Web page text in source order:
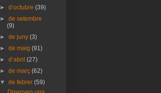
►d’octubre(39)
►de setembre
(9)
►de juny(3)
►de maig(91)
►d’abril(27)
►de març(62)
▼de febrer(59)